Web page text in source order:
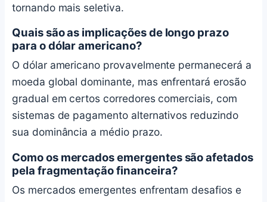
tornando mais seletiva.
Quais são as implicações de longo prazo
para o dólar americano?
O dólar americano provavelmente permanecerá a
moeda global dominante, mas enfrentará erosão
gradual em certos corredores comerciais, com
sistemas de pagamento alternativos reduzindo
sua dominância a médio prazo.
Como os mercados emergentes são afetados
pela fragmentação financeira?
Os mercados emergentes enfrentam desafios e